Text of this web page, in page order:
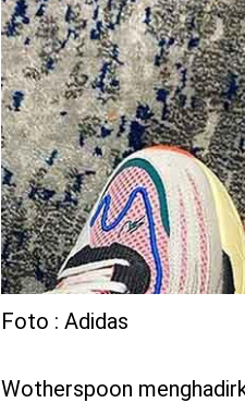
Foto : Adidas
Wotherspoon